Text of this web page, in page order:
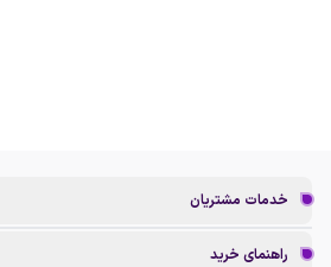
خدمات مشتریان
راهنمای خرید